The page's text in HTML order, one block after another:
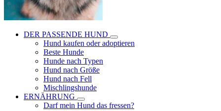
DER PASSENDE HUND
Hund kaufen oder adoptieren
Beste Hunde
Hunde nach Typen
Hund nach Größe
Hund nach Fell
Mischlingshunde
ERNÄHRUNG
Darf mein Hund das fressen?